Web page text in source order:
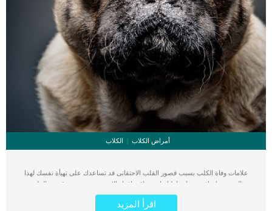
أمراض الكلاب الكلاب
علامات وفاة الكلب بسبب قصور القلب الاحتقانى قد تساعدك على تهيأة نفسك لهذا
الحدث, واتخاذ جميع احتياطتك انت وباقى افراد الاسرة. يعتبر مرض قصور القلب
الاحتقانى من اخطر الحالات المرضية التى يمكن ان يتعرض لها جميع الكائنات الحية بما فى
ذلك الكلاب والقطط. كما ان القلب يعتبر عضوا رئيسيا فى جسم الكلاب, واى قصور به
اقرأ المزيد